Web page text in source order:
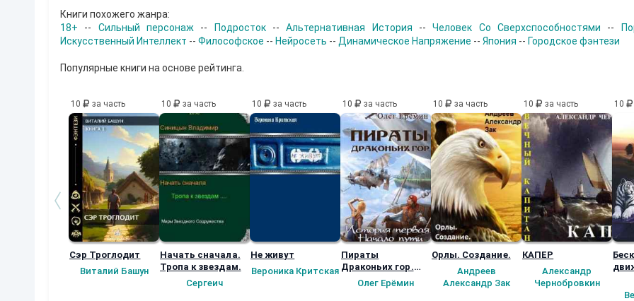
Книги похожего жанра:
18+ -- Сильный персонаж -- Подросток--Альтернативная История --Человек Со Сверхспособностями --
Искусственный Интеллект -- Философское -- Нейросеть -- Динамическое Напряжение -- Япония -- Городское фэнтези
Популярные книги на основе рейтинга.
10 за часть
Сэр Троглодит
Виталий Башун
10 за часть
Начать сначала.
Тропа к звездам.
Сергеич
10 за часть
Не живут
Вероника Критская
10 за часть
Пираты
Драконьих гор.
История первая.
Начало пути.
Олег Ерёмин
10 за часть
Орлы. Создание.
Андреев
Александр Зак
10 за часть
КАПЕР
Александр
Чернобровкин
10